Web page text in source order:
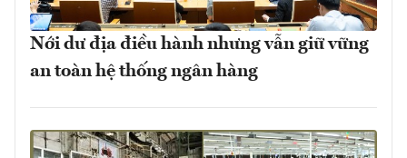
Nới dư địa điều hành nhưng vẫn giữ vững
an toàn hệ thống ngân hàng